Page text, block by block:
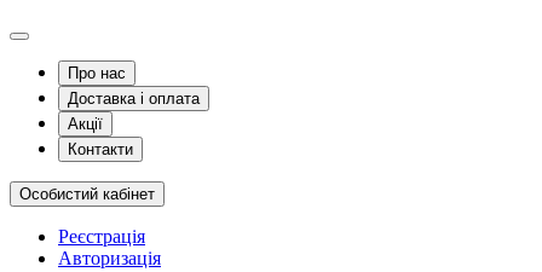
Про нас
Доставка і оплата
Акції
Контакти
Особистий кабінет
Реєстрація
Авторизація